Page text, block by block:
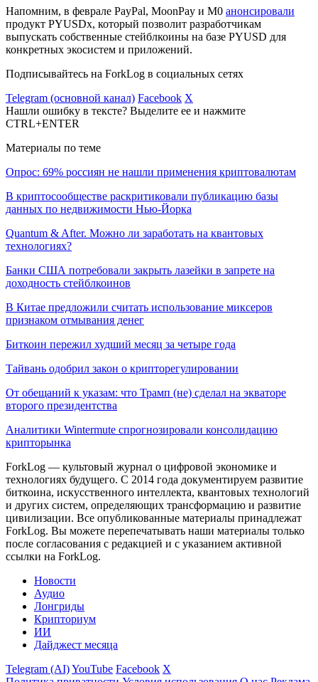
Напомним, в феврале PayPal, MoonPay и M0 анонсировали
продукт PYUSDx, который позволит разработчикам
выпускать собственные стейблкоины на базе PYUSD для
конкретных экосистем и приложений.
Подписывайтесь на ForkLog в социальных сетях
Telegram (основной канал) Facebook X
Нашли ошибку в тексте? Выделите ее и нажмите
CTRL+ENTER
Материалы по теме
Опрос: 69% россиян не нашли применения криптовалютам
В криптосообществе раскритиковали публикацию базы
данных по недвижимости Нью-Йорка
Quantum & After. Можно ли заработать на квантовых
технологиях?
Банки США потребовали закрыть лазейки в запрете на
доходность стейблкоинов
В Китае предложили считать использование миксеров
признаком отмывания денег
Биткоин пережил худший месяц за четыре года
Тайвань одобрил закон о крипторегулировании
От обещаний к указам: что Трамп (не) сделал на экваторе
второго президентства
Аналитики Wintermute спрогнозировали консолидацию
крипторынка
ForkLog — культовый журнал о цифровой экономике и
технологиях будущего. С 2014 года документируем развитие
биткоина, искусственного интеллекта, квантовых технологий
и других систем, определяющих трансформацию и развитие
цивилизации. Все опубликованные материалы принадлежат
ForkLog. Вы можете перепечатывать наши материалы только
после согласования с редакцией и с указанием активной
ссылки на ForkLog.
Новости
Аудио
Лонгриды
Крипториум
ИИ
Дайджест месяца
Telegram (AI)YouTube Facebook X